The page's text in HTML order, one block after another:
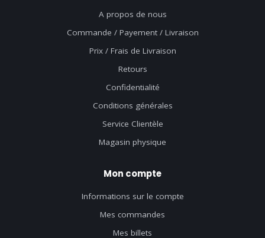
A propos de nous
Commande / Payement / Livraison
Prix / Frais de Livraison
Retours
Confidentialité
Conditions générales
Service Clientèle
Magasin physique
Mon compte
Informations sur le compte
Mes commandes
Mes billets